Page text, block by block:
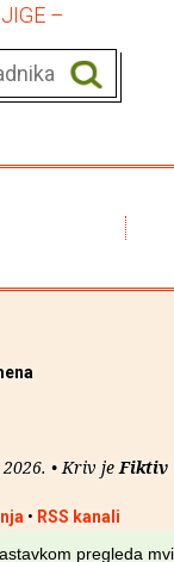
–
• Kriv je Fiktiv
• RSS kanali
pregleda